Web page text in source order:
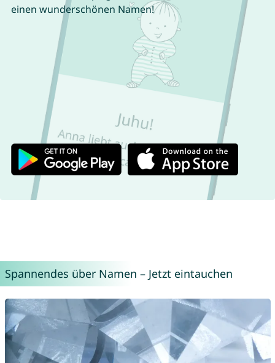
einen wunderschönen Namen!
Spannendes über Namen – Jetzt eintauchen